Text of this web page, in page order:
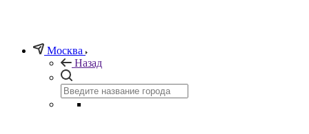
Москва
Назад